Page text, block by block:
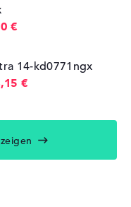
€
14-kd0771ngx
€